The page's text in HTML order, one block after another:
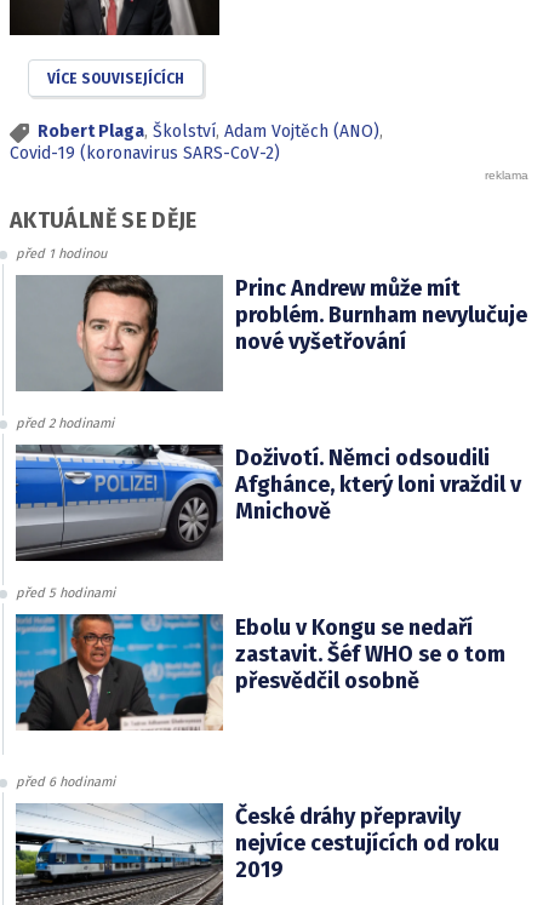
VÍCE SOUVISEJÍCÍCH
Robert Plaga, Školství, Adam Vojtěch (ANO),
Covid-19 (koronavirus SARS-CoV-2)
AKTUÁLNĚ SE DĚJE
před 1 hodinou
Princ Andrew může mít
problém. Burnham nevylučuje
nové vyšetřování
před 2 hodinami
Doživotí. Němci odsoudili
Afghánce, který loni vraždil v
Mnichově
před 5 hodinami
Ebolu v Kongu se nedaří
zastavit. Šéf WHO se o tom
přesvědčil osobně
před 6 hodinami
České dráhy přepravily
nejvíce cestujících od roku
2019